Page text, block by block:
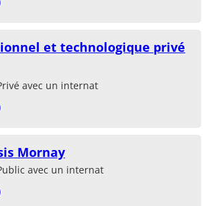
et technologique privé
avec un internat
Mornay
avec un internat